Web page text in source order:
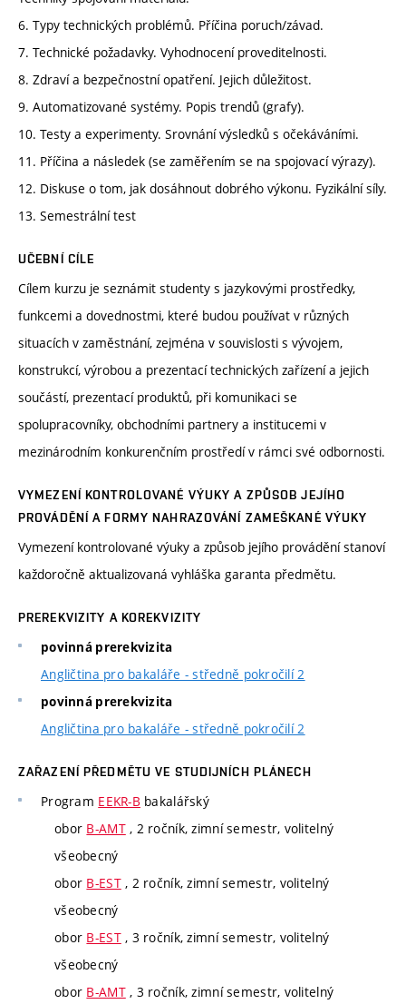
6. Typy technických problémů. Příčina poruch/závad.
7. Technické požadavky. Vyhodnocení proveditelnosti.
8. Zdraví a bezpečnostní opatření. Jejich důležitost.
9. Automatizované systémy. Popis trendů (grafy).
10. Testy a experimenty. Srovnání výsledků s očekáváními.
11. Příčina a následek (se zaměřením se na spojovací výrazy).
12. Diskuse o tom, jak dosáhnout dobrého výkonu. Fyzikální síly.
13. Semestrální test
UČEBNÍ CÍLE
Cílem kurzu je seznámit studenty s jazykovými prostředky,
funkcemi a dovednostmi, které budou používat v různých
situacích v zaměstnání, zejména v souvislosti s vývojem,
konstrukcí, výrobou a prezentací technických zařízení a jejich
součástí, prezentací produktů, při komunikaci se
spolupracovníky, obchodními partnery a institucemi v
mezinárodním konkurenčním prostředí v rámci své odbornosti.
VYMEZENÍ KONTROLOVANÉ VÝUKY A ZPŮSOB JEJÍHO
PROVÁDĚNÍ A FORMY NAHRAZOVÁNÍ ZAMEŠKANÉ VÝUKY
Vymezení kontrolované výuky a způsob jejího provádění stanoví
každoročně aktualizovaná vyhláška garanta předmětu.
PREREKVIZITY A KOREKVIZITY
povinná prerekvizita
Angličtina pro bakaláře - středně pokročilí 2
povinná prerekvizita
Angličtina pro bakaláře - středně pokročilí 2
ZAŘAZENÍ PŘEDMĚTU VE STUDIJNÍCH PLÁNECH
Program EEKR-B bakalářský
obor B-AMT, 2 ročník, zimní semestr, volitelný
všeobecný
obor B-EST, 2 ročník, zimní semestr, volitelný
všeobecný
obor B-EST, 3 ročník, zimní semestr, volitelný
všeobecný
obor B-AMT, 3 ročník, zimní semestr, volitelný